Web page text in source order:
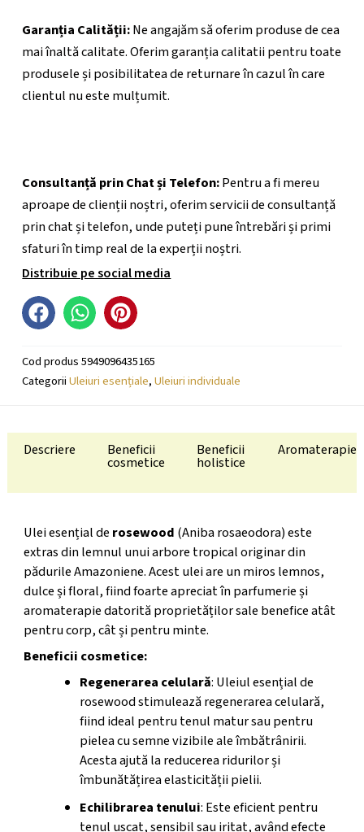
Garanția Calității:Ne angajăm să oferim produse de cea
mai înaltă calitate. Oferim garanția calitatii pentru toate
produsele și posibilitatea de returnare în cazul în care
clientul nu este mulțumit.
Consultanță prin Chat și Telefon:Pentru a fi mereu
aproape de clienții noștri, oferim servicii de consultanță
prin chat și telefon, unde puteți pune întrebări și primi
sfaturi în timp real de la experții noștri.
Distribuie pe social media
Cod produs5949096435165
Categorii Uleiuri esențiale,Uleiuri individuale
Descriere Beneficii
cosmetice
Beneficii
holistice
Aromaterapie
Ulei esențial de rosewood (Aniba rosaeodora) este
extras din lemnul unui arbore tropical originar din
pădurile Amazoniene. Acest ulei are un miros lemnos,
dulce și floral, fiind foarte apreciat în parfumerie și
aromaterapie datorită proprietăților sale benefice atât
pentru corp, cât și pentru minte.
Beneficii cosmetice:
Regenerarea celulară: Uleiul esențial de
rosewood stimulează regenerarea celulară,
fiind ideal pentru tenul matur sau pentru
pielea cu semne vizibile ale îmbătrânirii.
Acesta ajută la reducerea ridurilor și
îmbunătățirea elasticității pielii.
Echilibrarea tenului: Este eficient pentru
tenul uscat, sensibil sau iritat, având efecte